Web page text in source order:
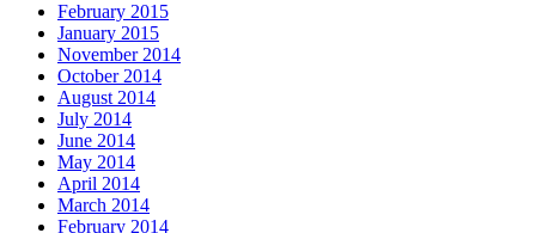
February 2015
January 2015
November 2014
October 2014
August 2014
July 2014
June 2014
May 2014
April 2014
March 2014
February 2014